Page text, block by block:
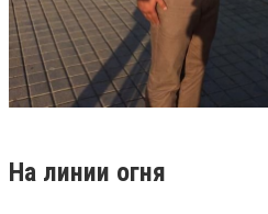
На линии огня